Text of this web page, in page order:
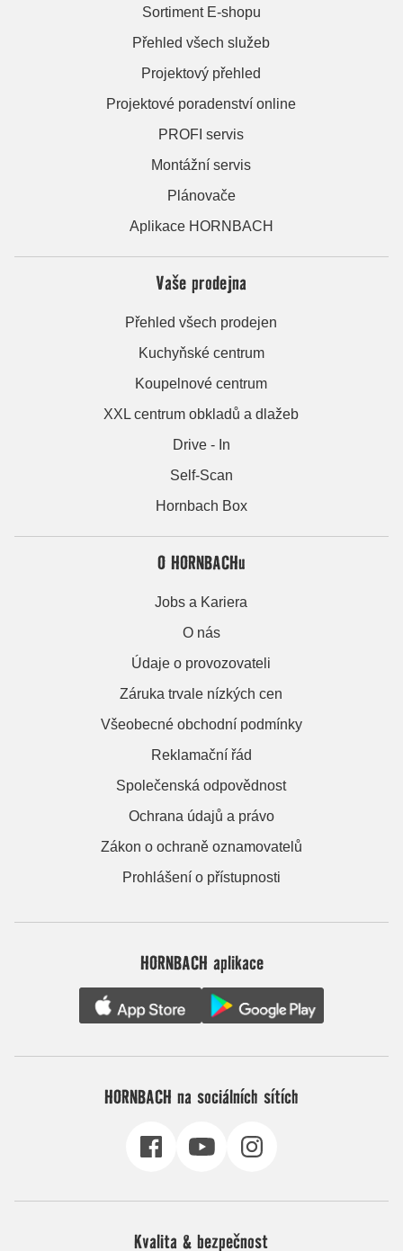
Sortiment E-shopu
Přehled všech služeb
Projektový přehled
Projektové poradenství online
PROFI servis
Montážní servis
Plánovače
Aplikace HORNBACH
Vaše prodejna
Přehled všech prodejen
Kuchyňské centrum
Koupelnové centrum
XXL centrum obkladů a dlažeb
Drive - In
Self-Scan
Hornbach Box
O HORNBACHu
Jobs a Kariera
O nás
Údaje o provozovateli
Záruka trvale nízkých cen
Všeobecné obchodní podmínky
Reklamační řád
Společenská odpovědnost
Ochrana údajů a právo
Zákon o ochraně oznamovatelů
Prohlášení o přístupnosti
HORNBACH aplikace
HORNBACH na sociálních sítích
Kvalita & bezpečnost